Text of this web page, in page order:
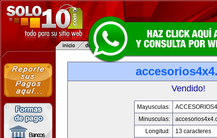
Vendido!
Mayusculas:
Minusculas:
Longitud:
13 caracteres